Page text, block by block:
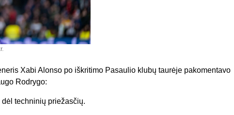
Xabi Alonso po iškritimo Pasaulio klubų taurėje pakomentavo
Rodrygo:
techninių priežasčių.